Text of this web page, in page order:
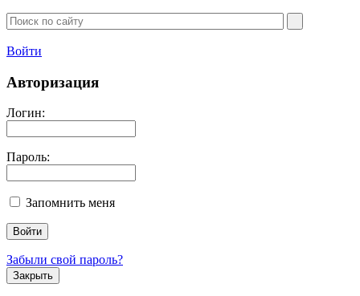
Войти
Авторизация
Логин:
Пароль:
Запомнить меня
Забыли свой пароль?
Закрыть